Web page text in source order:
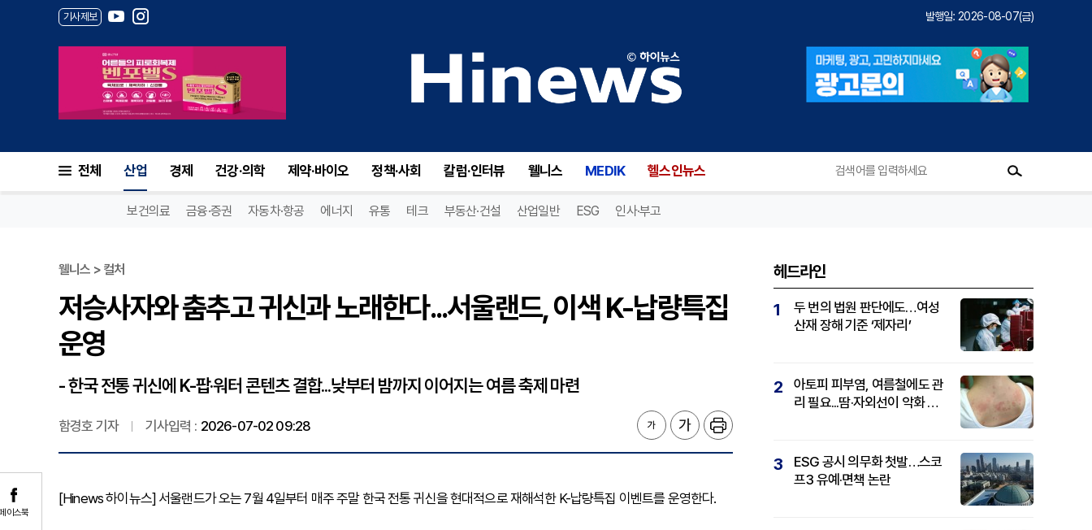
기사제보 발행일: 2026-08-07(금)
전체 산업 경제 건강·의학 제약·바이오 정책·사회 칼럼·인터뷰 웰니스 MEDIK 헬스인뉴스
보건의료 금융·증권 자동차·항공 에너지 유통 테크 부동산·건설 산업일반 ESG 인사·부고
이스북
웰니스 > 컬처
저승사자와 춤추고 귀신과 노래한다...서울랜드, 이색 K-납량특집
운영
- 한국 전통 귀신에 K-팝·워터 콘텐츠 결합...낮부터 밤까지 이어지는 여름 축제 마련
함경호 기자 기사입력 : 2026-07-02 09:28
[Hinews 하이뉴스] 서울랜드가 오는 7월 4일부터 매주 주말 한국 전통 귀신을 현대적으로 재해석한 K-납량특집 이벤트를 운영한다.
헤드라인
1
두 번의 법원 판단에도…여성
산재 장해 기준 ‘제자리’
2
아토피 피부염, 여름철에도 관
리 필요...땀·자외선이 악화 요
3
ESG 공시 의무화 첫발…스코
프3 유예·면책 논란